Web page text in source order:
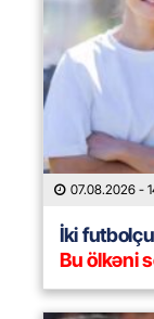
07.08.2026 -
İki
Bu ölkəni